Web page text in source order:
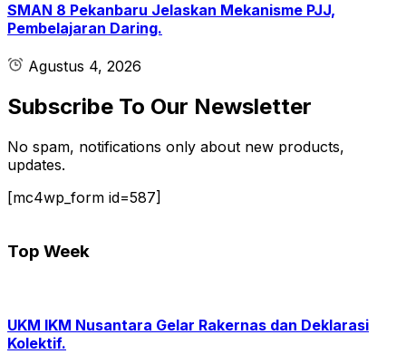
SMAN 8 Pekanbaru Jelaskan Mekanisme PJJ,
Pembelajaran Daring.
Agustus 4, 2026
Subscribe To Our Newsletter
No spam, notifications only about new products,
updates.
[mc4wp_form id=587]
Top Week
UKM IKM Nusantara Gelar Rakernas dan Deklarasi
Kolektif.